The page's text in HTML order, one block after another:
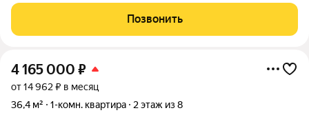
Позвонить
4 165 000 ₽
от 14 962 ₽ в месяц
36,4 м²
1-комн. квартира 2 этаж из 8